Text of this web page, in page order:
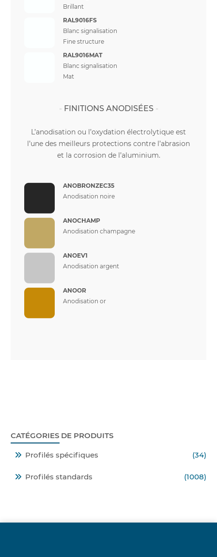
Brillant
RAL9016FS
Blanc signalisation
Fine structure
RAL9016MAT
Blanc signalisation
Mat
FINITIONS ANODISÉES
L’anodisation ou l’oxydation électrolytique est
l’une des meilleurs protections contre l’abrasion
et la corrosion de l’aluminium.
ANOBRONZEC35
Anodisation noire
ANOCHAMP
Anodisation champagne
ANOEV1
Anodisation argent
ANOOR
Anodisation or
CATÉGORIES DE PRODUITS
Profilés spécifiques (34)
Profilés standards (1008)